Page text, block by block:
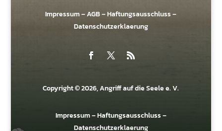
Impressum–AGB–Haftungsausschluss–
Datenschutzerklaerung
Copyright © 2026, Angriff auf die Seele e. V.
Impressum–Haftungsausschluss–
Datenschutzerklaerung